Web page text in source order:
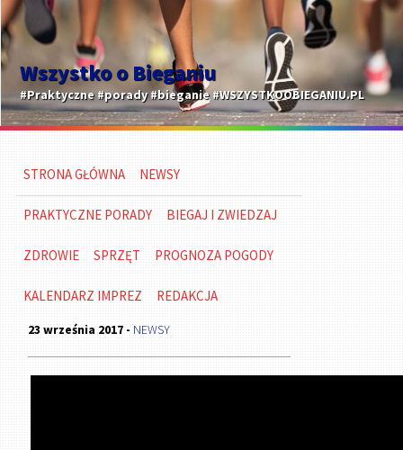
Wszystko o Bieganiu
#Praktyczne #porady #bieganie #WSZYSTKOOBIEGANIU.PL
STRONA GŁÓWNA NEWSY
PRAKTYCZNE PORADY BIEGAJ I ZWIEDZAJ
ZDROWIE SPRZĘT PROGNOZA POGODY
KALENDARZ IMPREZ REDAKCJA
23 września 2017 - NEWSY